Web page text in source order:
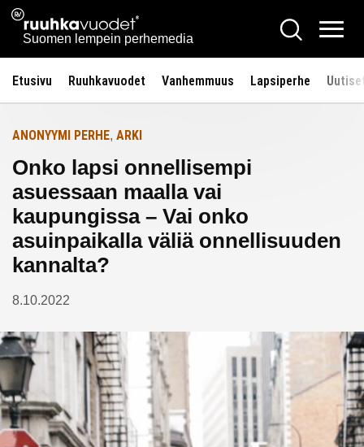
Siirry
sisältöön
Ruuhkavuodet.fi
Suomen lempein perhemedia
Hae
Etusivu Ruuhkavuodet Vanhemmuus Lapsiperhe
Etusivulle
ANONYYMI PERHE, ARKI
Onko lapsi onnellisempi
asuessaan maalla vai
kaupungissa – Vai onko
asuinpaikalla väliä onnellisuuden
kannalta?
8.10.2022